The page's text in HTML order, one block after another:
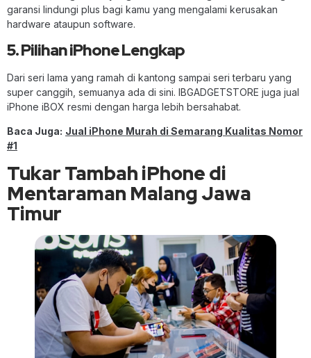
garansi lindungi plus bagi kamu yang mengalami kerusakan
hardware ataupun software.
5. Pilihan iPhone Lengkap
Dari seri lama yang ramah di kantong sampai seri terbaru yang
super canggih, semuanya ada di sini. IBGADGETSTORE juga jual
iPhone iBOX resmi dengan harga lebih bersahabat.
Baca Juga: Jual iPhone Murah di Semarang Kualitas Nomor
#1
Tukar Tambah iPhone di
Mentaraman Malang Jawa
Timur